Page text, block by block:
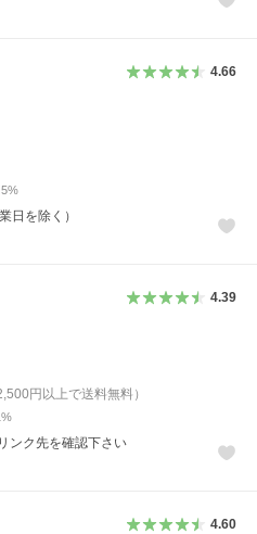
4.66
5%
日を除く）
4.39
円以上で送料無料）
%
ンク先を確認下さい
4.60